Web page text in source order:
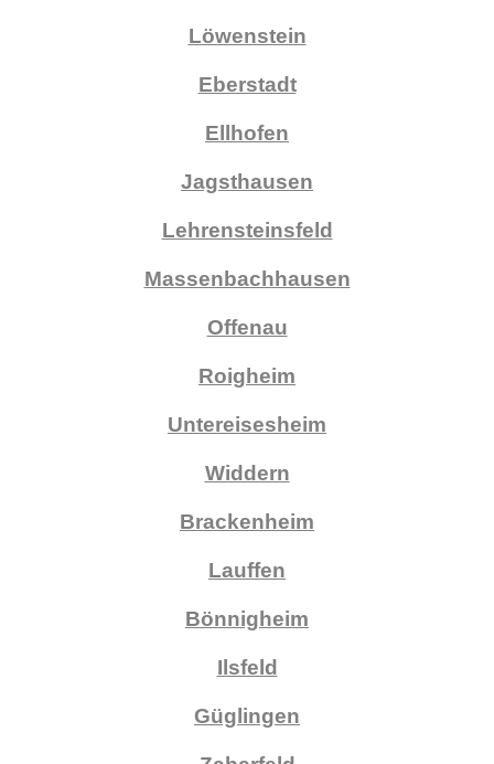
Löwenstein
Eberstadt
Ellhofen
Jagsthausen
Lehrensteinsfeld
Massenbachhausen
Offenau
Roigheim
Untereisesheim
Widdern
Brackenheim
Lauffen
Bönnigheim
Ilsfeld
Güglingen